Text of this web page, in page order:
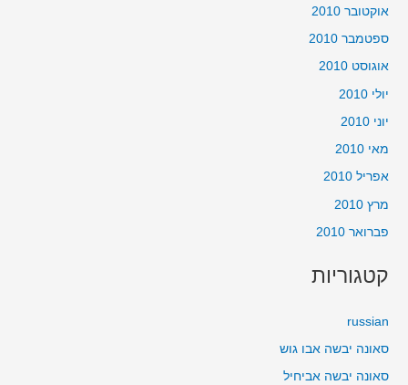
אוקטובר 2010
ספטמבר 2010
אוגוסט 2010
יולי 2010
יוני 2010
מאי 2010
אפריל 2010
מרץ 2010
פברואר 2010
קטגוריות
russian
סאונה יבשה אבו גוש
סאונה יבשה אביחיל